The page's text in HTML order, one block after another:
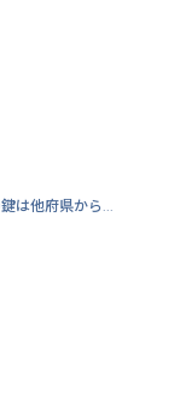
は他府県から...